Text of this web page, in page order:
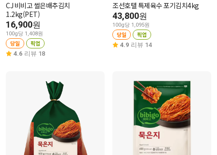
CJ 비비고 썰은배추김치
1.2kg(PET)
16,900원
100g당 1,408원
당일 픽업
4.6 리뷰 18
조선호텔 특제육수 포기김치4kg
43,800원
100g당 1,095원
당일 픽업
4.9 리뷰 14